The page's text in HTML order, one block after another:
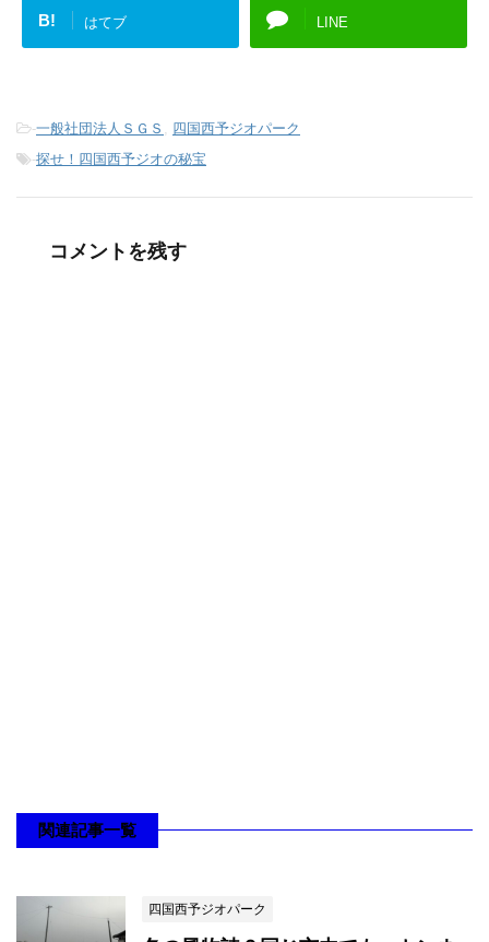
B! はてブ LINE
-一般社団法人ＳＧＳ , 四国西予ジオパーク
-探せ！四国西予ジオの秘宝
コメントを残す
関連記事一覧
四国西予ジオパーク